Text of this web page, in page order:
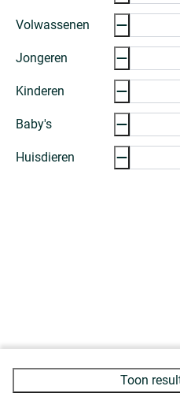
Volwassenen
Jongeren
Kinderen
Baby's
Huisdieren
Toon